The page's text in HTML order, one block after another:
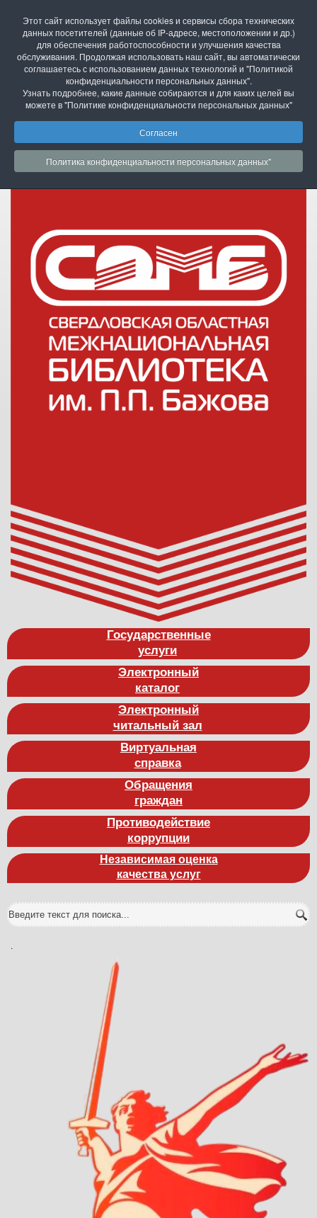
библиотека имени П.П. Бажова
г. Екатеринбург, ул. Академика Бардина, 28
телефон: (343)211-07-00, эл.почта :somb@egov66.ru
версия для слабовидящих
Государственные
услуги
Электронный
каталог
Электронный
читальный зал
Виртуальная
справка
Обращения
граждан
Противодействие
коррупции
Независимая оценка
качества услуг
Этот сайт использует файлы cookies и сервисы сбора технических
данных посетителей (данные об IP-адресе, местоположении и др.)
для обеспечения работоспособности и улучшения качества
обслуживания. Продолжая использовать наш сайт, вы автоматически
соглашаетесь с использованием данных технологий и "Политикой
конфиденциальности персональных данных".
Узнать подробнее, какие данные собираются и для каких целей вы
можете в "Политике конфиденциальности персональных данных"
Согласен
Политика конфиденциальности персональных данных"